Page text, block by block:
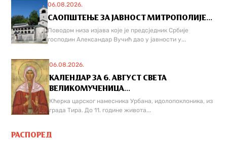
06.08.2026.
САОПШТЕЊЕ ЗА ЈАВНОСТ МИТРОПОЛИЈЕ...
Поводом низа изјава које је предсједник Србије
господин Александар Вучић дао у јавности у...
06.08.2026.
КАЛЕНДАР ЗА 6. АВГУСТ СВЕТА
ВЕЛИКОМУЧЕНИЦА...
Кћерка царског намесника Урбана, идолопоклоника, из
града Тира. До 11. године живота...
РАСПОРЕД